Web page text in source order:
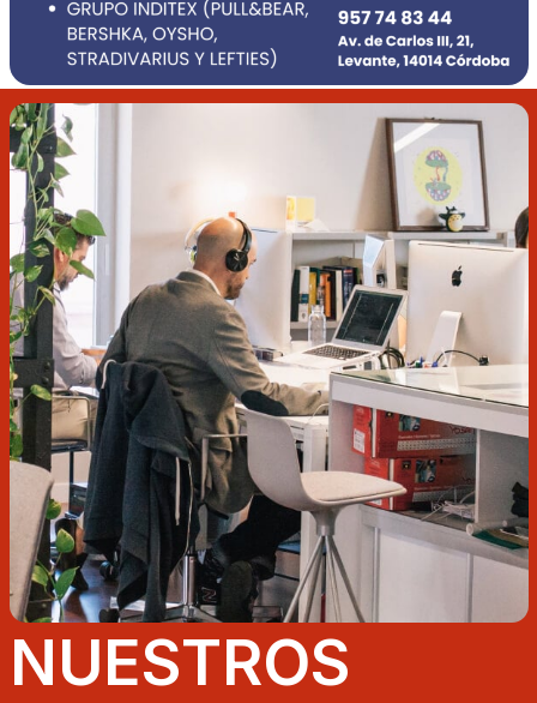
NUESTROS